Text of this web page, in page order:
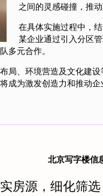
之间的灵感碰撞，推
在具体实施过程中，
某企业通过引入分区
多元合作。
局、环境营造及文化建
为激发创造力和推动企
北京写字楼信
房源，细化筛选